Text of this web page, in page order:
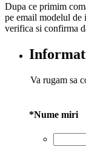
Dupa ce primim
pe email modelul de
verifica si confirma
Va rugam sa
*Nume miri